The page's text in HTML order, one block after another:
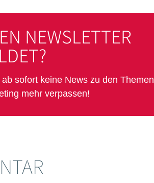
NEWSLETTER
sofort keine News zu den Themen
mehr verpassen!